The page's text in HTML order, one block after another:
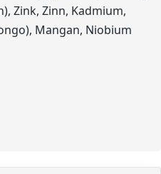
Zink, Zinn, Kadmium,
Mangan, Niobium